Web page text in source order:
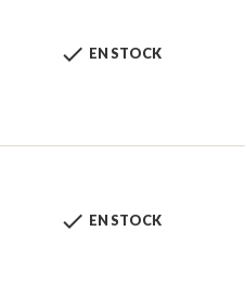
 EN STOCK
 EN STOCK